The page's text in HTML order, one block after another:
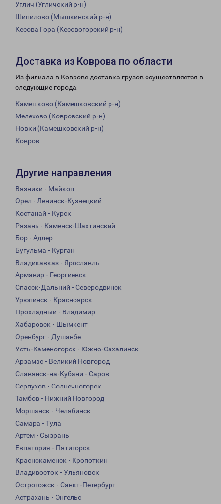
Углич (Угличский р-н)
Шипилово (Мышкинский р-н)
Кесова Гора (Кесовогорский р-н)
Доставка из Коврова по области
Из филиала в Коврове доставка грузов осуществляется в
следующие города:
Камешково (Камешковский р-н)
Мелехово (Ковровский р-н)
Новки (Камешковский р-н)
Ковров
Другие направления
Вязники - Майкоп
Орел - Ленинск-Кузнецкий
Костанай - Курск
Рязань - Каменск-Шахтинский
Бор - Адлер
Бугульма - Курган
Владикавказ - Ярославль
Армавир - Георгиевск
Спасск-Дальний - Северодвинск
Урюпинск - Красноярск
Прохладный - Владимир
Хабаровск - Шымкент
Оренбург - Душанбе
Усть-Каменогорск - Южно-Сахалинск
Арзамас - Великий Новгород
Славянск-на-Кубани - Саров
Серпухов - Солнечногорск
Тамбов - Нижний Новгород
Моршанск - Челябинск
Самара - Тула
Артем - Сызрань
Евпатория - Пятигорск
Краснокаменск - Кропоткин
Владивосток - Ульяновск
Острогожск - Санкт-Петербург
Астрахань - Энгельс